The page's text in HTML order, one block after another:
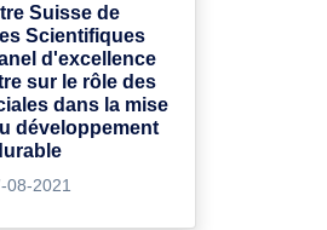
Suisse de
Scientifiques
d'excellence
sur le rôle des
dans la mise
développement
08-2021